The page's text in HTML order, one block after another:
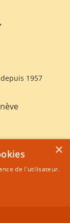
1957
×
de l'utilisateur.